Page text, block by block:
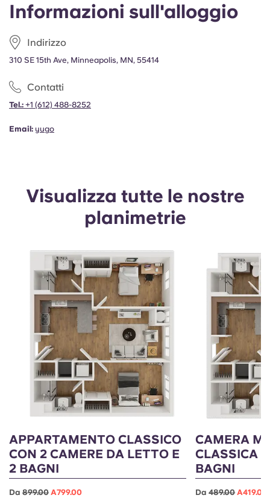
Informazioni sull'alloggio
Indirizzo
310 SE 15th Ave, Minneapolis, MN, 55414
Contatti
Tel.: +1 (612) 488-8252
Email: yugo
Visualizza tutte le nostre
planimetrie
APPARTAMENTO CLASSICO
CON 2 CAMERE DA LETTO E
2 BAGNI
Da 899.00 A799.00
CAMERA
CLASSICA
BAGNI
Da489.00 A419.00